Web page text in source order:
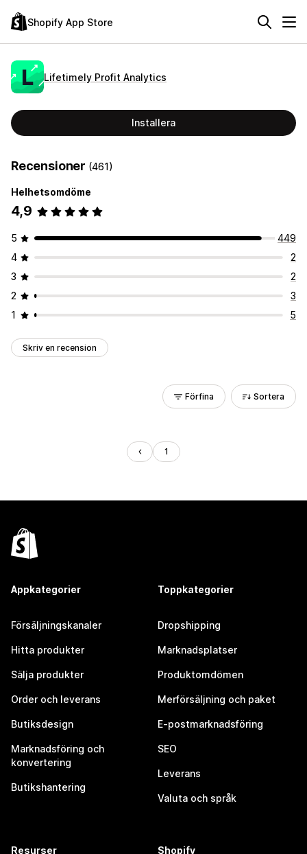
Shopify App Store
Lifetimely Profit Analytics
Installera
Recensioner (461)
Helhetsomdöme
4,9
5
449
4
2
3
2
2
3
1
5
Skriv en recension
Förfina Sortera
1
Appkategorier
Försäljningskanaler
Hitta produkter
Sälja produkter
Order och leverans
Butiksdesign
Marknadsföring och
konvertering
Butikshantering
Toppkategorier
Dropshipping
Marknadsplatser
Produktomdömen
Merförsäljning och paket
E-postmarknadsföring
SEO
Leverans
Valuta och språk
Resurser Shopify